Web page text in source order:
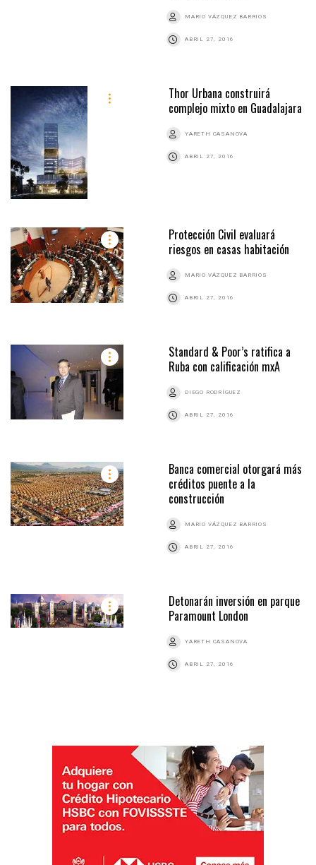
MARIO VÁZQUEZ BARRIOS
ABRIL 27, 2016
Thor Urbana construirá
complejo mixto en Guadalajara
YARETH CASANOVA
ABRIL 27, 2016
Protección Civil evaluará
riesgos en casas habitación
MARIO VÁZQUEZ BARRIOS
ABRIL 27, 2016
Standard & Poor’s ratifica a
Ruba con calificación mxA
DIEGO RODRÍGUEZ
ABRIL 27, 2016
Banca comercial otorgará más
créditos puente a la
construcción
MARIO VÁZQUEZ BARRIOS
ABRIL 27, 2016
Detonarán inversión en parque
Paramount London
YARETH CASANOVA
ABRIL 27, 2016